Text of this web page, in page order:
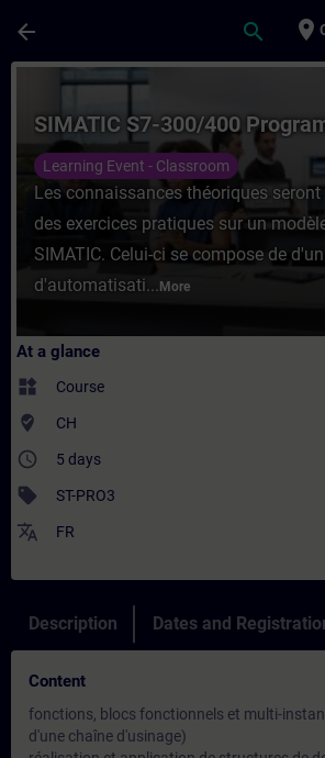
arrow_back search place
Course - SIMATIC S7-
SIMATIC S7-300/400
Learning Event - Classroom
Les connaissances théoriques
des exercices pratiques sur un
SIMATIC. Celui-ci se compose de
d'automatisati... More
At a glance
widgets Course
where_to_vote CH
access_time 5 days
sell ST-PRO3
translate FR
Description Dates and
Content
fonctions, blocs fonctionnels et multi-
d'une chaîne d'usinage)